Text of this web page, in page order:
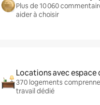
Plus de 10 060
aider à choisir
Locations avec
370 logements
travail dédié